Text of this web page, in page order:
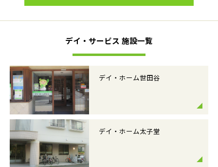
デイ・サービス 施設一覧
デイ・ホーム世田谷
デイ・ホーム太子堂